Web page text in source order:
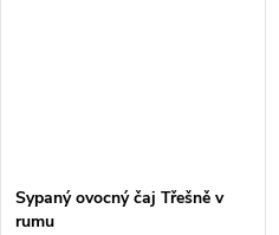
Sypaný ovocný čaj Třešně v
rumu